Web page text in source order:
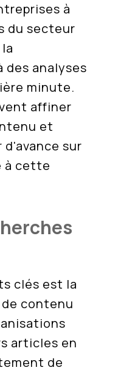
à
du secteur
des analyses
minute.
affiner
et
sur
à cette
clés est la
contenu
articles en
de